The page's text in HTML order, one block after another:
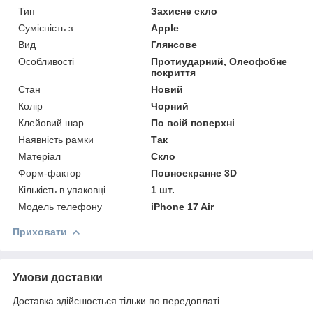
Тип
Захисне скло
Сумісність з
Apple
Вид
Глянсове
Особливості
Протиударний, Олеофобне
покриття
Стан
Новий
Колір
Чорний
Клейовий шар
По всій поверхні
Наявність рамки
Так
Матеріал
Скло
Форм-фактор
Повноекранне 3D
Кількість в упаковці
1 шт.
Модель телефону
iPhone 17 Air
Приховати
Умови доставки
Доставка здійснюється тільки по передоплаті.